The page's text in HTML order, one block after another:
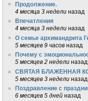
Продолжение.
4 месяца 3 недели назад
Впечатления
4 месяца 3 недели назад
О семье архимандрита
5 месяцев 9 часов назад
Почему с
5 месяцев 2 недели назад
СВЯТАЯ БЛАЖЕННАЯ
5 месяцев 3 недели назад
Поздравление с
6 месяцев 5 дней назад